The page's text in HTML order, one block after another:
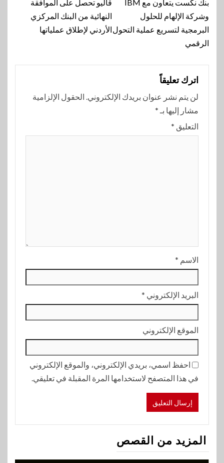
المقالة
ڤاليو تحصل على الموافقة
النهائية من البنك المركزي
الأردني لإطلاق عملياتها
بنك نكست يتعاون مع IBM
وشركة الإلهام للحلول
البرمجية لتسريع عملية التحول
الرقمي
اترك تعليقاً
لن يتم نشر عنوان بريدك الإلكتروني. الحقول الإلزامية
مشار إليها بـ *
التعليق *
الاسم *
البريد الإلكتروني *
الموقع الإلكتروني
احفظ اسمي، بريدي الإلكتروني، والموقع الإلكتروني
في هذا المتصفح لاستخدامها المرة المقبلة في تعليقي.
المزيد من القصص